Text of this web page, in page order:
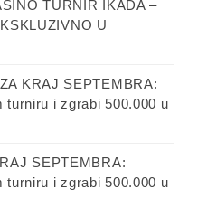
TURNIR IKADA –
U
KRAJ SEPTEMBRA:
turniru i zgrabi 500.000 u
SEPTEMBRA:
turniru i zgrabi 500.000 u